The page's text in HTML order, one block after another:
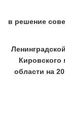
Скоро в
04 АВГУСТА 2026
в решение
Кировского
области на